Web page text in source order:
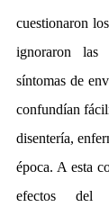
cuestionaron
ignoraron las
síntomas de
confundían
disentería,
época. A esta
efectos del